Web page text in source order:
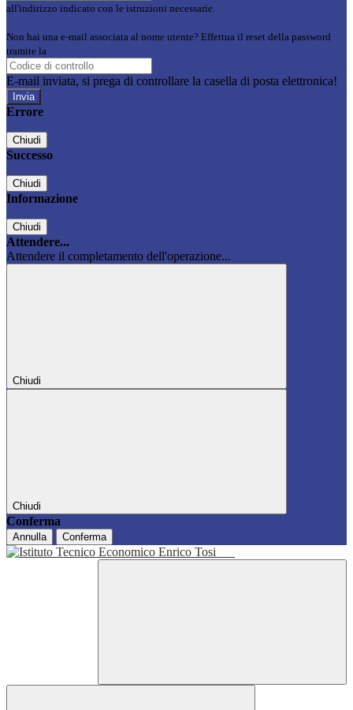
all'indirizzo indicato con le istruzioni necessarie.
Non hai una e-mail associata al nome utente? Effettua il reset della password
tramite la
E-mail inviata, si prega di controllare la casella di posta elettronica!
Errore
Chiudi
Successo
Chiudi
Informazione
Chiudi
Attendere...
Attendere il completamento dell'operazione...
Chiudi
Chiudi
Conferma
Annulla Conferma